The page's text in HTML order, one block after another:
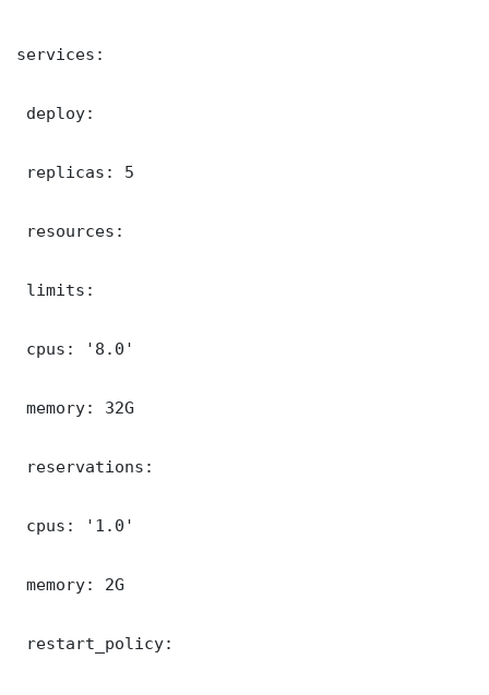
services:
deploy:
replicas: 5
resources:
limits:
cpus: '8.0'
memory: 32G
reservations:
cpus: '1.0'
memory: 2G
restart_policy: